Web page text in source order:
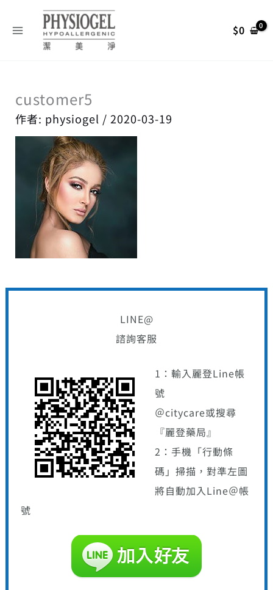
$0
customer5
作者: physiogel / 2020-03-19
LINE@
諮詢客服
1：輸入麗登Line帳
號
＠citycare或搜尋
『麗登藥局』
2：手機「行動條
碼」掃描，對準左圖
將自動加入Line＠帳
號
尋